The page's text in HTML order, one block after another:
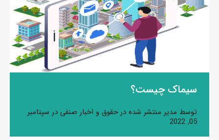
سیماک چیست؟
توسط مدیر منتشر شده درحقوق و اخبار صنفی در سپتامبر
05, 2022